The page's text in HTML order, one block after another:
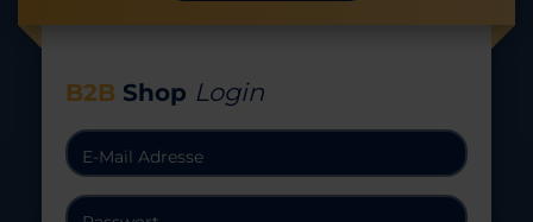
B2B Shop Login